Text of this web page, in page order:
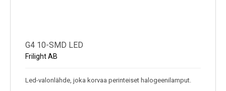
G4 10-SMD LED
Frilight AB
Led-valonlähde, joka korvaa perinteiset halogeenilamput.